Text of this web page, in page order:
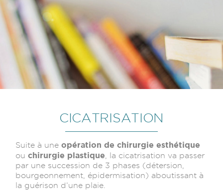
Photo glossaire
CICATRISATION
Suite à uneopération de chirurgie esthétique
ouchirurgie plastique , la cicatrisation va passer
par une succession de 3 phases (détersion,
bourgeonnement, épidermisation) aboutissant à
la guérison d’une plaie.